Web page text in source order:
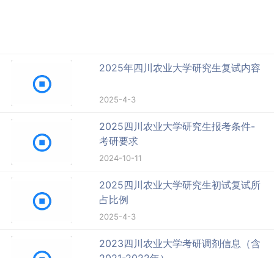
2025年四川农业大学研究生复试内容
2025-4-3
2025四川农业大学研究生报考条件-
考研要求
2024-10-11
2025四川农业大学研究生初试复试所
占比例
2025-4-3
2023四川农业大学考研调剂信息（含